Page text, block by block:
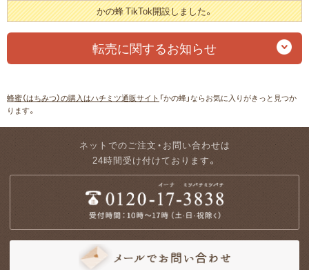
かの蜂 TikTok開設しました。
転売に関するお知らせ
蜂蜜（はちみつ）の購入はハチミツ通販サイト 「かの蜂」ならお気に入りがきっと見つか
ります。
ネットでのご注文・お問い合わせは
24時間受け付けております。